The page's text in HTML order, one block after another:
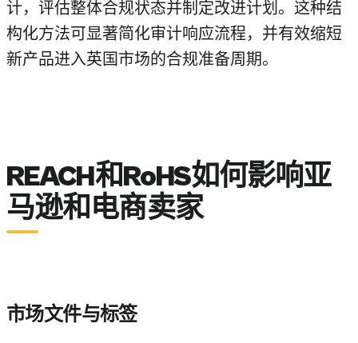
计，评估整体合规状态并制定改进计划。这种结
构化方法可显著简化审计响应流程，并有效缩短
新产品进入英国市场的合规准备周期。
REACH和RoHS如何影响亚
马逊和电商卖家
市场文件与标签